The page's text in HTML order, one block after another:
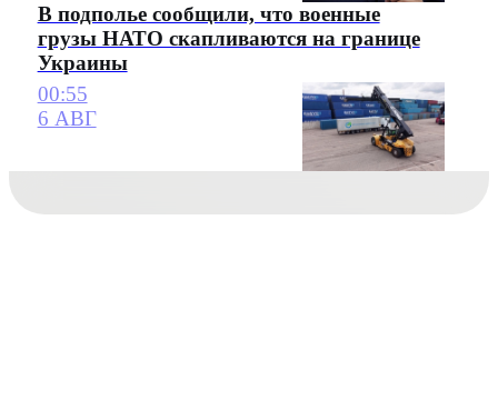
В подполье сообщили, что военные
грузы НАТО скапливаются на границе
Украины
00:55
6 АВГ